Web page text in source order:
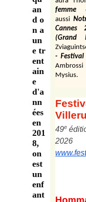
an
d o
n a
un
e tr
ent
ain
e
d'a
nn
ées
en
201
8,
on
est
un
enf
ant
femme
aussi
Cannes
(Grand
- Festival
Mysius.
49e
2026